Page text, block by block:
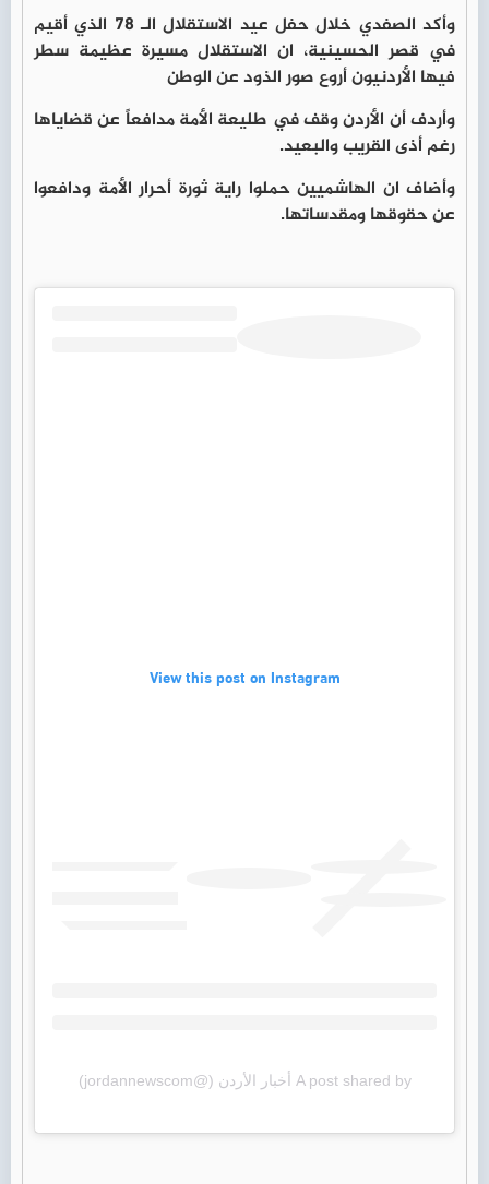
وأكد الصفدي خلال حفل عيد الاستقلال الـ 78 الذي أقيم
في قصر الحسينية، ان الاستقلال مسيرة عظيمة سطر
فيها الأردنيون أروع صور الذود عن الوطن
وأردف أن الأردن وقف في طليعة الأمة مدافعاً عن قضاياها
رغم أذى القريب والبعيد.
وأضاف ان الهاشميين حملوا راية ثورة أحرار الأمة ودافعوا
عن حقوقها ومقدساتها.
View this post on Instagram
A post shared by أخبار الأردن (@jordannewscom)